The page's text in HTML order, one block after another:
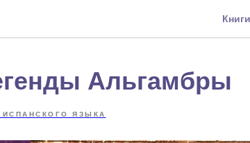
Книги
Альгамбры
ИСПАНСКОГО ЯЗЫКА